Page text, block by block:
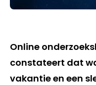
Online
constateert dat
vakantie en een